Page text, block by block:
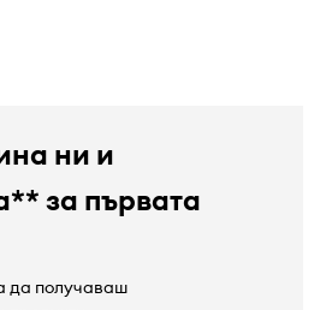
ни и
за първата
да получаваш